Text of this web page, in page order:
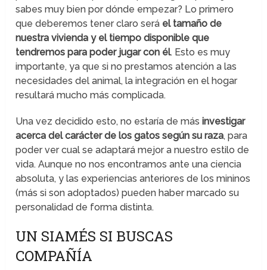
sabes muy bien por dónde empezar? Lo primero
que deberemos tener claro será el tamaño de
nuestra vivienda y el tiempo disponible que
tendremos para poder jugar con él. Esto es muy
importante, ya que si no prestamos atención a las
necesidades del animal, la integración en el hogar
resultará mucho más complicada.
Una vez decidido esto, no estaría de másinvestigar
acerca del carácter de los gatos según su raza, para
poder ver cual se adaptará mejor a nuestro estilo de
vida. Aunque no nos encontramos ante una ciencia
absoluta, y las experiencias anteriores de los mininos
(más si son adoptados) pueden haber marcado su
personalidad de forma distinta.
UN SIAMÉS SI BUSCAS
COMPAÑÍA